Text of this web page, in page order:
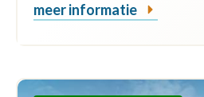
meer informatie